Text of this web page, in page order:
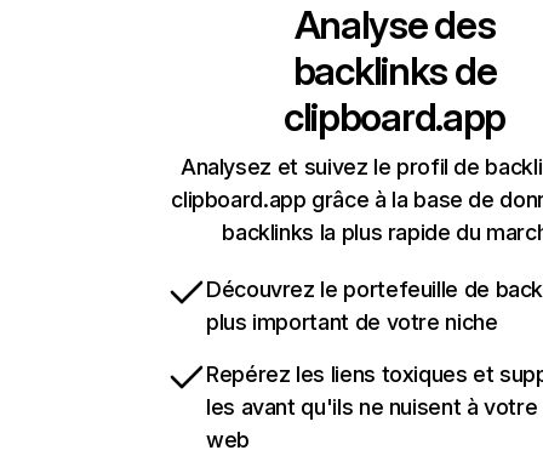
Analyse des
backlinks de
clipboard.app
Analysez et suivez le profil de
clipboard.app grâce à la base de
backlinks la plus rapide du
Découvrez le portefeuille de
plus important de votre niche
Repérez les liens toxiques et
les avant qu'ils ne nuisent à
web